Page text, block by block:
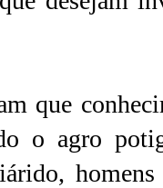
que
o agro